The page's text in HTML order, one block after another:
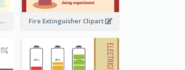
Microscope Showing Comparison Fire Extinguisher Clipart